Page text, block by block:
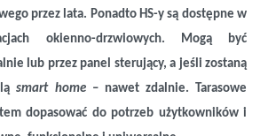
przez lata. Ponadto HS-y są dostępne w
okienno-drzwiowych. Mogą być
lub przez panel sterujący, a jeśli zostaną
smart home– nawet zdalnie. Tarasowe
dopasować do potrzeb użytkowników i